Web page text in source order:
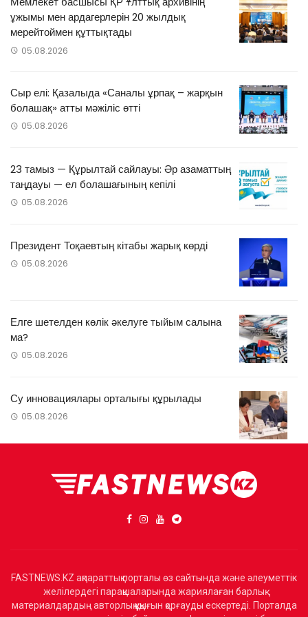
ұжымы мен ардагерлерін 20 жылдық
мерейтоймен құттықтады
05.08.2026
Сыр елі: Қазалыда «Саналы ұрпақ – жарқын
болашақ» атты мәжіліс өтті
05.08.2026
23 тамыз — Құрылтай сайлауы: Әр азаматтың
таңдауы — ел болашағының кепілі
05.08.2026
Президент Тоқаевтың кітабы жарық көрді
05.08.2026
Елге шетелден көлік әкелуге тыйым салына
ма?
05.08.2026
Су инновациялары орталығы құрылады
05.08.2026
FASTNEWS.KZ ақпараттық порталы өз сайтында және әлеуметтік
желілердегі парақшаларында жариялаған барлық
материалдардың авторлық құқығын қорғауды ескертеді. Порталда